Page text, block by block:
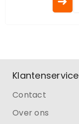
Klantenservice
Contact
Over ons